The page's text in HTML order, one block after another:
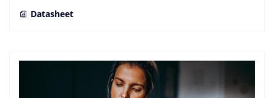
Datasheet